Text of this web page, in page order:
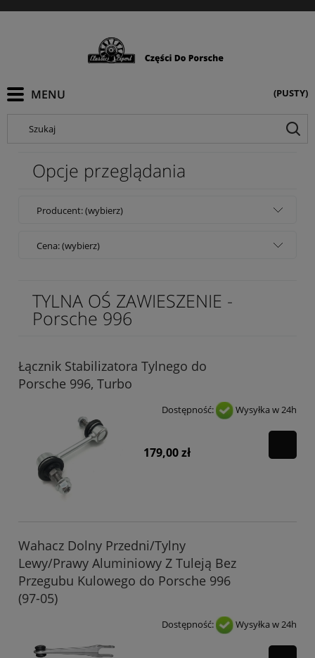
(PUSTY)
Szukaj
Opcje przeglądania
Producent: (wybierz)
Cena: (wybierz)
TYLNA OŚ ZAWIESZENIE -
Porsche 996
Łącznik Stabilizatora Tylnego do
Porsche 996, Turbo
Dostępność: Wysyłka w 24h
179,00 zł
Wahacz Dolny Przedni/Tylny
Lewy/Prawy Aluminiowy Z Tuleją Bez
Przegubu Kulowego do Porsche 996
(97-05)
Dostępność: Wysyłka w 24h